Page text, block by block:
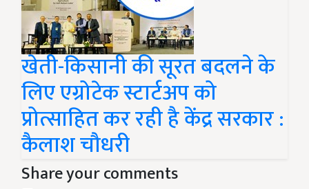
खेती-किसानी की सूरत बदलने के
लिए एग्रोटेक स्टार्टअप को
प्रोत्साहित कर रही है केंद्र सरकार :
कैलाश चौधरी
Share your comments